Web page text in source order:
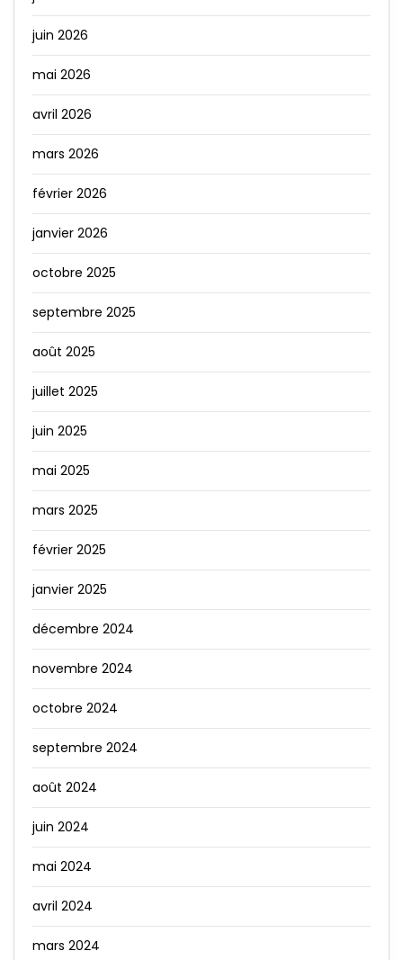
juin 2026
mai 2026
avril 2026
mars 2026
février 2026
janvier 2026
octobre 2025
septembre 2025
août 2025
juillet 2025
juin 2025
mai 2025
mars 2025
février 2025
janvier 2025
décembre 2024
novembre 2024
octobre 2024
septembre 2024
août 2024
juin 2024
mai 2024
avril 2024
mars 2024